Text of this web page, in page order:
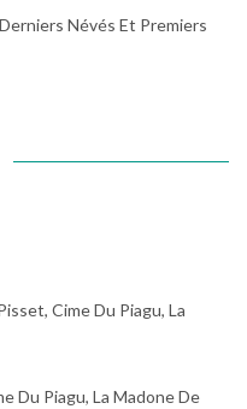
Névés Et Premiers
Cime Du Piagu, La
Du Piagu, La Madone De